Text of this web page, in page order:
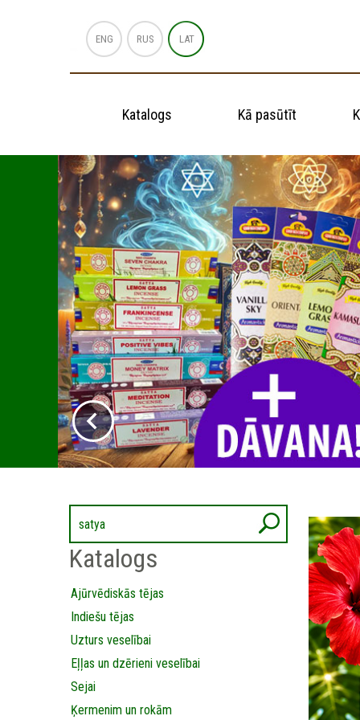
ENG RUS LAT
Katalogs Kā pasūtīt
Katalogs
Ajūrvēdiskās tējas
Indiešu tējas
Uzturs veselībai
Eļļas un dzērieni veselībai
Sejai
Ķermenim un rokām